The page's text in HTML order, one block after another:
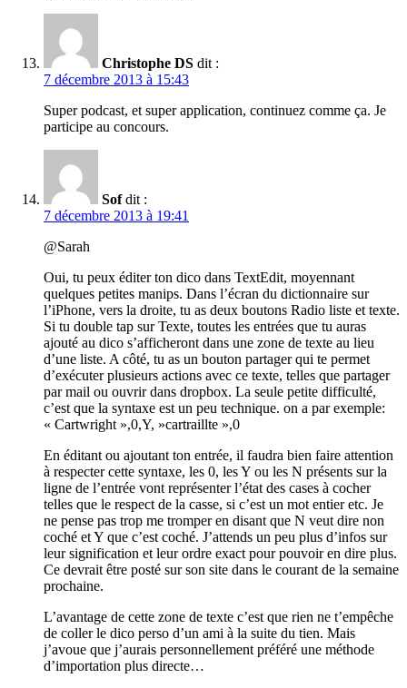
Christophe DS dit :
7 décembre 2013 à 15:43
Super podcast, et super application, continuez comme ça. Je
participe au concours.
Sof dit :
7 décembre 2013 à 19:41
@Sarah
Oui, tu peux éditer ton dico dans TextEdit, moyennant
quelques petites manips. Dans l’écran du dictionnaire sur
l’iPhone, vers la droite, tu as deux boutons Radio liste et texte.
Si tu double tap sur Texte, toutes les entrées que tu auras
ajouté au dico s’afficheront dans une zone de texte au lieu
d’une liste. A côté, tu as un bouton partager qui te permet
d’exécuter plusieurs actions avec ce texte, telles que partager
par mail ou ouvrir dans dropbox. La seule petite difficulté,
c’est que la syntaxe est un peu technique. on a par exemple:
« Cartwright »,0,Y, »cartraillte »,0
En éditant ou ajoutant ton entrée, il faudra bien faire attention
à respecter cette syntaxe, les 0, les Y ou les N présents sur la
ligne de l’entrée vont représenter l’état des cases à cocher
telles que le respect de la casse, si c’est un mot entier etc. Je
ne pense pas trop me tromper en disant que N veut dire non
coché et Y que c’est coché. J’attends un peu plus d’infos sur
leur signification et leur ordre exact pour pouvoir en dire plus.
Ce devrait être posté sur son site dans le courant de la semaine
prochaine.
L’avantage de cette zone de texte c’est que rien ne t’empêche
de coller le dico perso d’un ami à la suite du tien. Mais
j’avoue que j’aurais personnellement préféré une méthode
d’importation plus directe…